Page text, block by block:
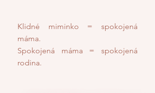
Klidné miminko = spokojená
máma.
Spokojená máma = spokojená
rodina.